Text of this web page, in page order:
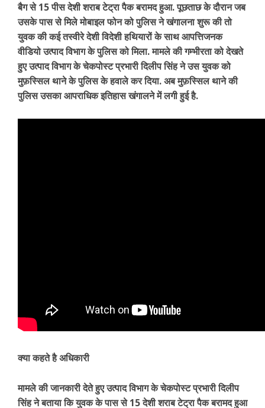
बैग से 15 पीस देशी शराब टेट्रा पैक बरामद हुआ. पूछताछ के दौरान जब
उसके पास से मिले मोबाइल फोन को पुलिस ने खंगालना शुरू की तो
युवक की कई तस्वीरे देशी विदेशी हथियारों के साथ आपत्तिजनक
वीडियो उत्पाद विभाग के पुलिस को मिला. मामले की गम्भीरता को देखते
हुए उत्पाद विभाग के चेकपोस्ट प्रभारी दिलीप सिंह ने उस युवक को
मुफ़स्सिल थाने के पुलिस के हवाले कर दिया. अब मुफ़स्सिल थाने की
पुलिस उसका आपराधिक इतिहास खंगालने में लगी हुई है.
क्या कहते है अधिकारी
मामले की जानकारी देते हुए उत्पाद विभाग के चेकपोस्ट प्रभारी दिलीप
सिंह ने बताया कि युवक के पास से 15 देशी शराब टेट्रा पैक बरामद हुआ